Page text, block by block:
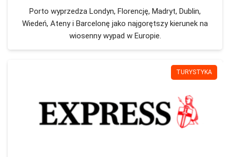
Porto wyprzedza Londyn, Florencję, Madryt, Dublin,
Wiedeń, Ateny i Barcelonę jako najgorętszy kierunek na
wiosenny wypad w Europie.
TURYSTYKA